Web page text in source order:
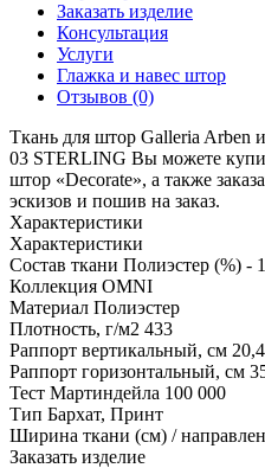
Заказать изделие
Консультация
Услуги
Глажка и навес штор
Отзывов (0)
Ткань для штор Galleria Arben
03 STERLING Вы можете
штор «Decorate», а также
эскизов и пошив на заказ.
Характеристики
Характеристики
Состав ткани Полиэстер (%) -
Коллекция OMNI
Материал Полиэстер
Плотность, г/м2 433
Раппорт вертикальный, см 20,4
Раппорт горизонтальный, см
Тест Мартиндейла 100 000
Тип Бархат, Принт
Ширина ткани (см) /
Заказать изделие